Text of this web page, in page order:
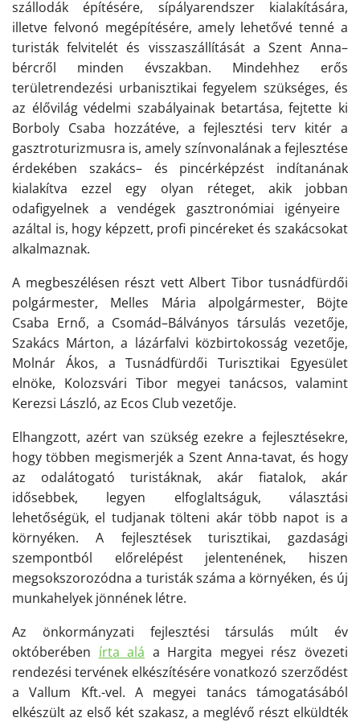
szállodák építésére, sípályarendszer kialakítására,
illetve felvonó megépítésére, amely lehetővé tenné a
turisták felvitelét és visszaszállítását a Szent Anna–
bércről minden évszakban. Mindehhez erős
területrendezési urbanisztikai fegyelem szükséges, és
az élővilág védelmi szabályainak betartása, fejtette ki
Borboly Csaba hozzátéve, a fejlesztési terv kitér a
gasztroturizmusra is, amely színvonalának a fejlesztése
érdekében szakács–és pincérképzést indítanának
kialakítva ezzel egy olyan réteget, akik jobban
odafigyelnek a vendégek gasztronómiai igényeire
azáltal is, hogy képzett, profi pincéreketés szakácsokat
alkalmaznak.
A megbeszélésen részt vett Albert Tibor tusnádfürdői
polgármester, Melles Mária alpolgármester, Böjte
Csaba Ernő, a Csomád–Bálványos társulás vezetője,
Szakács Márton, a lázárfalvi közbirtokosság vezetője,
Molnár Ákos, a Tusnádfürdői Turisztikai Egyesület
elnöke, Kolozsvári Tibor megyei tanácsos, valamint
Kerezsi László, az Ecos Club vezetője.
Elhangzott, azért van szükség ezekre a fejlesztésekre,
hogy többen megismerjék a Szent Anna-tavat, és hogy
az odalátogató turistáknak, akár fiatalok, akár
idősebbek, legyen elfoglaltságuk, választási
lehetőségük, el tudjanak tölteni akártöbb napot is a
környéken. A fejlesztések turisztikai, gazdasági
szempontból előrelépést jelentenének, hiszen
megsokszorozódna a turisták száma a környéken, és új
munkahelyek jönnének létre.
Az önkormányzati fejlesztési társulás múlt év
októberében írta alá a Hargita megyei rész övezeti
rendezési tervének elkészítésére vonatkozó szerződést
a Vallum Kft.-vel. A megyei tanács támogatásából
elkészült az első két szakasz, a meglévő részt elküldték